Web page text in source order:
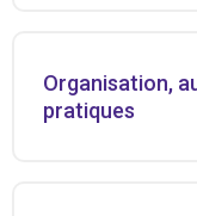
Organisation,
pratiques